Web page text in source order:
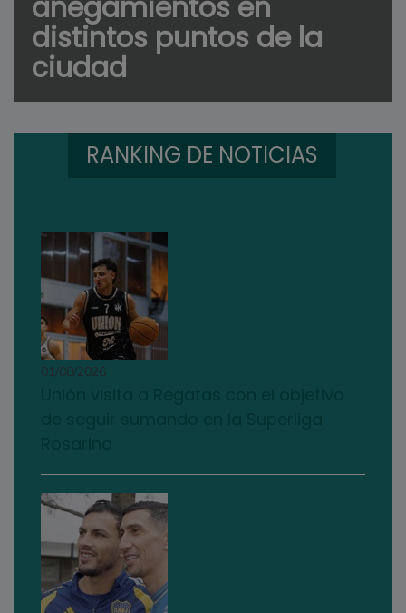
anegamientos en
distintos puntos de la
ciudad
RANKING DE NOTICIAS
01/08/2026